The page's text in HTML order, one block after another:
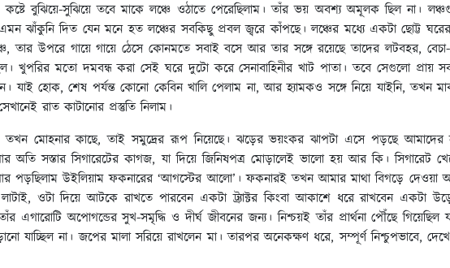
বুঝিয়ে-সুঝিয়ে তবে মাকে লঞ্চে ওঠাতে পেরেছিলাম। তাঁর ভয় অবশ্য অমূলক ছিল না।
ঝাঁকুনি দিত যেন মনে হত লঞ্চের সবকিছু প্রবল জ্বরে কাঁপছে। লঞ্চের মধ্যে একটা ছোট্ট
তার উপরে গায়ে গায়ে ঠেসে কোনমতে সবাই বসে আর তার সঙ্গে রয়েছে তাদের লটবহর,
খুপরির মতো দমবন্ধ করা সেই ঘরে দুটো করে সেনাবাহিনীর খাট পাতা। তবে সেগুলো প্রায়
যাই হোক, শেষ পর্যন্ত কোনো কেবিন খালি পেলাম না, আর হ্যামকও সঙ্গে নিয়ে যাইনি, তখন
রাত কাটানোর প্রস্তুতি নিলাম।
তখন মোহনার কাছে, তাই সমুদ্রের রূপ নিয়েছে। ঝড়ের ভয়ংকর ঝাপটা এসে পড়ছে আমাদের
অতি সস্তার সিগারেটের কাগজ, যা দিয়ে জিনিষপত্র মোড়ালেই ভালো হয় আর কি। সিগারেট
পড়ছিলাম উইলিয়াম ফকনারের ‘আগস্টের আলো’। ফকনারই তখন আমার মাথা বিগড়ে দেওয়া
ওটা দিয়ে আটকে রাখতে পারবেন একটা ট্র্যাক্টর কিংবা আকাশে ধরে রাখবেন একটা
অপোগন্ডের সুখ-সমৃদ্ধি ও দীর্ঘ জীবনের জন্য। নিশ্চয়ই তাঁর প্রার্থনা পৌঁছে গিয়েছিল
যাচ্ছিল না। জপের মালা সরিয়ে রাখলেন মা। তারপর অনেকক্ষণ ধরে, সম্পূর্ণ নিশ্চুপভাবে,